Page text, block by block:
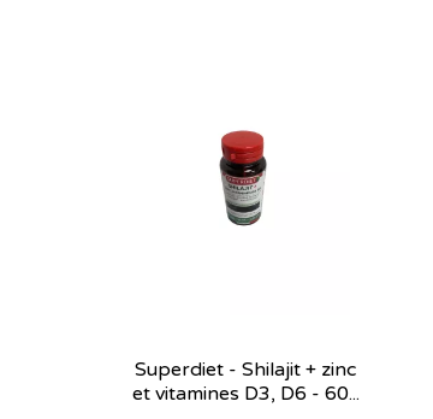
Superdiet - Shilajit + zinc
et vitamines D3, D6 - 60...